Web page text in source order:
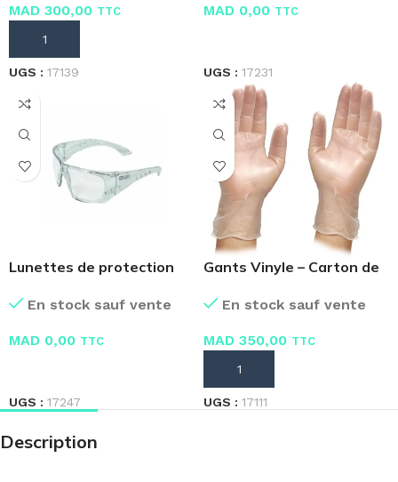
MAD 300,00 TTC
AJOUTER AU PANIER
UGS : 17139
MAD 0,00 TTC
UGS : 17231
Lunettes de protection
En stock sauf vente
MAD 0,00 TTC
UGS : 17247
Gants Vinyle – Carton de
En stock sauf vente
MAD 350,00 TTC
AJOUTER AU PANIER
UGS : 17111
Description